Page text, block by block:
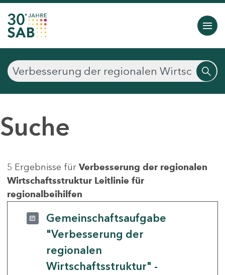
Suche
5 Ergebnisse für Verbesserung der regionalen
Wirtschaftsstruktur Leitlinie für
regionalbeihilfen
Gemeinschaftsaufgabe
"Verbesserung der
regionalen
Wirtschaftsstruktur" -